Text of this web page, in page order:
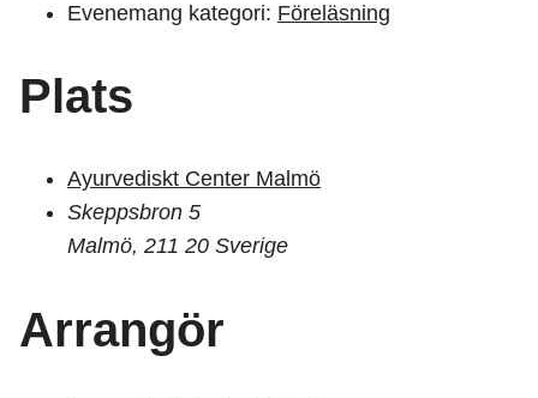
Evenemang kategori: Föreläsning
Plats
Ayurvediskt Center Malmö
Skeppsbron 5
Malmö, 211 20 Sverige
Arrangör